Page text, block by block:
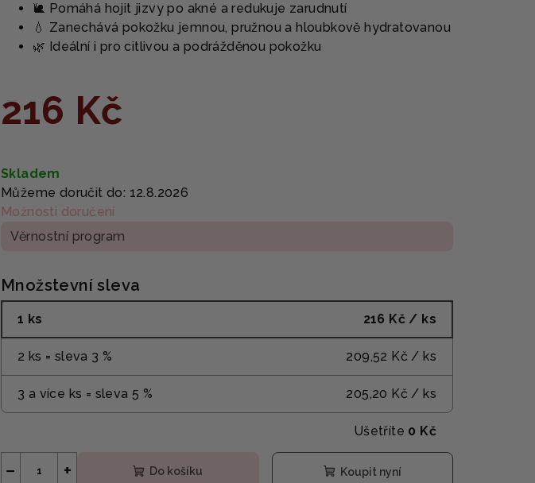
hvězdiček.
🐌 Pomáhá hojit jizvy po akné a redukuje zarudnutí
💧 Zanechává pokožku jemnou, pružnou a hloubkově hydratovanou
🌿 Ideální i pro citlivou a podrážděnou pokožku
216 Kč
cena:
Skladem
Můžeme doručit do: 12.8.2026
Možnosti doručení
Věrnostní program
Množstevní sleva
1 ks 216 Kč / ks
2 ks = sleva 3 % 209,52 Kč / ks
3 a více ks = sleva 5 % 205,20 Kč / ks
Ušetříte 0 Kč
+
− Do košíku Koupit nyní